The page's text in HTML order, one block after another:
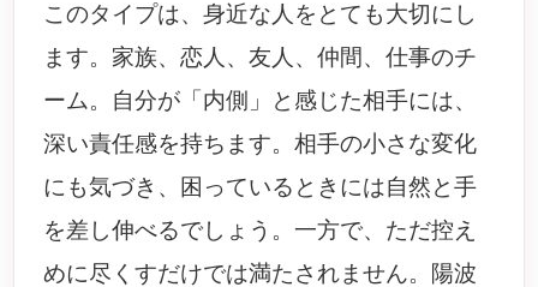
このタイプは、身近な人をとても大切にし
ます。家族、恋人、友人、仲間、仕事のチ
ーム。自分が「内側」と感じた相手には、
深い責任感を持ちます。相手の小さな変化
にも気づき、困っているときには自然と手
を差し伸べるでしょう。一方で、ただ控え
めに尽くすだけでは満たされません。陽波